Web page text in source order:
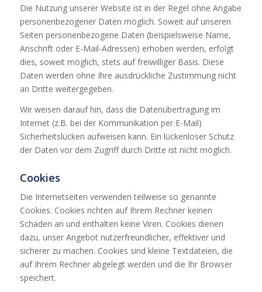
Die Nutzung unserer Website ist in der Regel ohne Angabe
personenbezogener Daten möglich. Soweit auf unseren
Seiten personenbezogene Daten (beispielsweise Name,
Anschrift oder E-Mail-Adressen) erhoben werden, erfolgt
dies, soweit möglich, stets auf freiwilliger Basis. Diese
Daten werden ohne Ihre ausdrückliche Zustimmung nicht
an Dritte weitergegeben.
Wir weisen darauf hin, dass die Datenübertragung im
Internet (z.B. bei der Kommunikation per E-Mail)
Sicherheitslücken aufweisen kann. Ein lückenloser Schutz
der Daten vor dem Zugriff durch Dritte ist nicht möglich.
Cookies
Die Internetseiten verwenden teilweise so genannte
Cookies. Cookies richten auf Ihrem Rechner keinen
Schaden an und enthalten keine Viren. Cookies dienen
dazu, unser Angebot nutzerfreundlicher, effektiver und
sicherer zu machen. Cookies sind kleine Textdateien, die
auf Ihrem Rechner abgelegt werden und die Ihr Browser
speichert.